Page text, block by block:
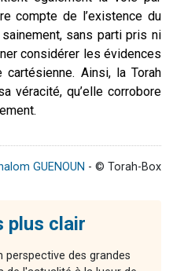
compte de l’existence du
sans parti pris ni
considérer les évidences
Ainsi, la Torah
véracité, qu’elle corrobore
GUENOUN - © Torah-Box
plus clair
perspective des grandes